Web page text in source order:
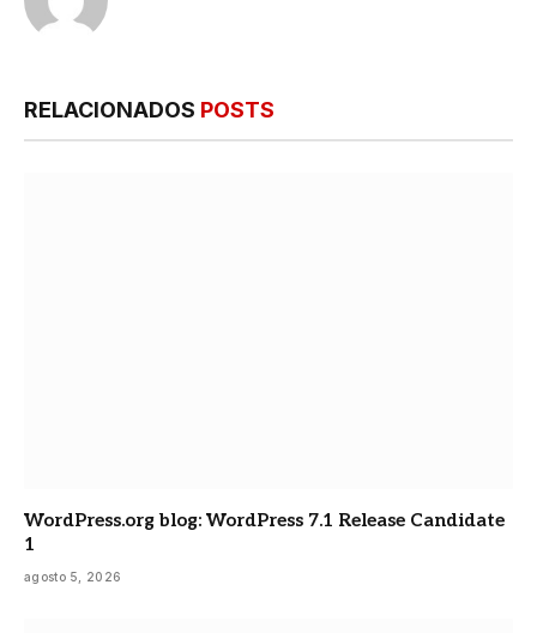
RELACIONADOS POSTS
WordPress.org blog: WordPress 7.1 Release Candidate
1
agosto 5, 2026